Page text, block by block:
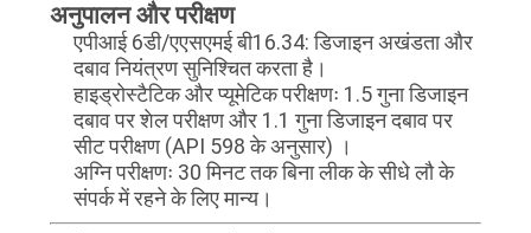
अनुपालन और परीक्षण
एपीआई 6डी/एएसएमई बी16.34: डिजाइन अखंडता और
दबाव नियंत्रण सुनिश्चित करता है।
हाइड्रोस्टैटिक और प्यूमेटिक परीक्षणः 1.5 गुना डिजाइन
दबाव पर शेल परीक्षण और 1.1 गुना डिजाइन दबाव पर
सीट परीक्षण (API 598 के अनुसार) ।
अग्नि परीक्षणः 30 मिनट तक बिना लीक के सीधे लौ के
संपर्क में रहने के लिए मान्य।